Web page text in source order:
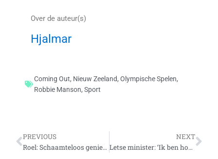
Over de auteur(s)
Hjalmar
Coming Out, Nieuw Zeeland, Olympische Spelen,
Robbie Manson, Sport
Vorige
PREVIOUS
Roel: Schaamteloos genieten van kneuterigheid
NEXT
Letse minister: ‘Ik ben homo. Succes.’